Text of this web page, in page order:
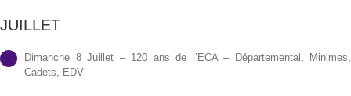
JUILLET
Dimanche 8 Juillet – 120 ans de l’ECA – Départemental, Minimes,
Cadets, EDV